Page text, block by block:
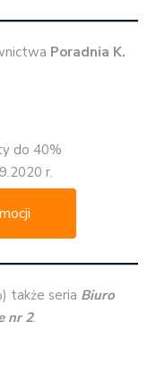
Poradnia K.
do 40%
r.
także seria Biuro
nr 2.